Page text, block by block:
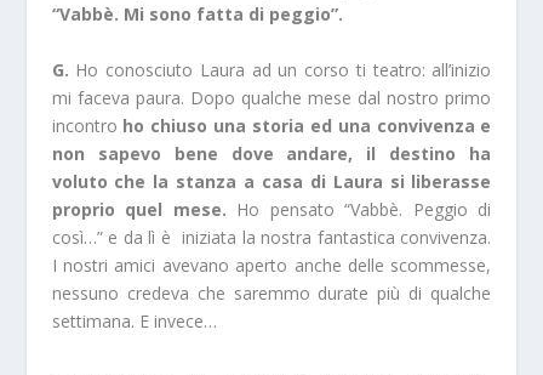
“Vabbè. Mi sono fatta di peggio”.
G. Ho conosciuto Laura ad un corso ti teatro: all’inizio
mi faceva paura. Dopo qualche mese dal nostro primo
incontro ho chiuso una storia ed una convivenza e
non sapevo bene dove andare, il destino ha
voluto che la stanza a casa di Laura si liberasse
proprio quel mese. Ho pensato “Vabbè. Peggio di
così…” e da lì è iniziata la nostra fantastica convivenza.
I nostri amici avevano aperto anche delle scommesse,
nessuno credeva che saremmo durate più di qualche
settimana. E invece…